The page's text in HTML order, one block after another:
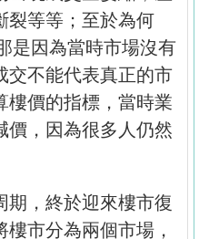
裂等等；至於為何
是因為當時市場沒有
交不能代表真正的市
樓價的指標，當時業
價，因為很多人仍然
，終於迎來樓市復
市分為兩個市場，